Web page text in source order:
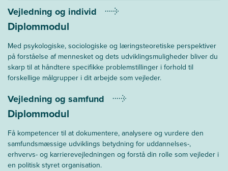
Vejledning og individ
Diplommodul
Med psykologiske, sociologiske og læringsteoretiske perspektiver
på forståelse af mennesket og dets udviklingsmuligheder bliver du
skarp til at håndtere specifikke problemstillinger i forhold til
forskellige målgrupper i dit arbejde som vejleder.
Vejledning og samfund
Diplommodul
Få kompetencer til at dokumentere, analysere og vurdere den
samfundsmæssige udviklings betydning for uddannelses-,
erhvervs- og karrierevejledningen og forstå din rolle som vejleder i
en politisk styret organisation.